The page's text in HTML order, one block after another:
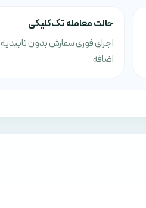
حالت معامله تک‌کلیکی
اجرای فوری سفارش بدون تاییدیه
اضافه